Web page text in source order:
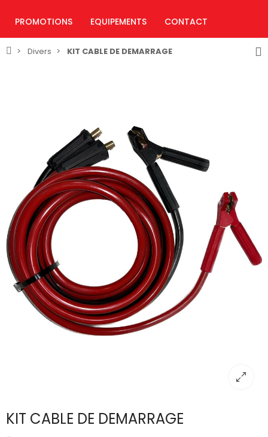
PROMOTIONS EQUIPEMENTS CONTACT
Divers KIT CABLE DE DEMARRAGE
KIT CABLE DE DEMARRAGE